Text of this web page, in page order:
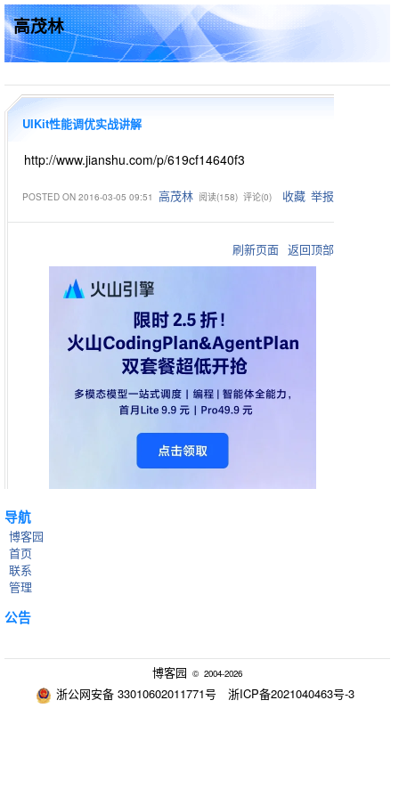
高茂林
导航
博客园
首页
联系
管理
公告
UIKit性能调优实战讲解
http://www.jianshu.com/p/619cf14640f3
POSTED ON 2016-03-05 09:51 高茂林 阅读(158) 评论(0) 收藏 举报
刷新页面 返回顶部
博客园 © 2004-2026
浙公网安备 33010602011771号 浙ICP备2021040463号-3